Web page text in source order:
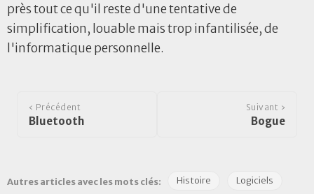
près tout ce qu'il reste d'une tentative de
simplification, louable mais trop infantilisée, de
l'informatique personnelle.
‹ Précédent
Bluetooth
Suivant ›
Bogue
Autres articles avec les mots clés: Histoire Logiciels